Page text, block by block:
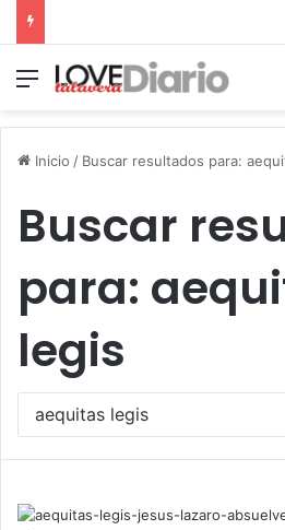
Menú
Inicio / Buscar resultados para:
Buscar
para:
legis